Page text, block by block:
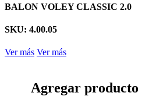
BALON VOLEY CLASSIC 2.0
SKU: 4.00.05
Ver más Ver más
Agregar producto